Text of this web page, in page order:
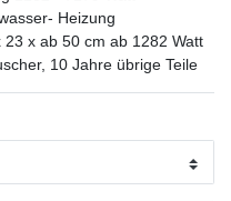
Heizung
x ab 50 cm ab 1282 Watt
10 Jahre übrige Teile